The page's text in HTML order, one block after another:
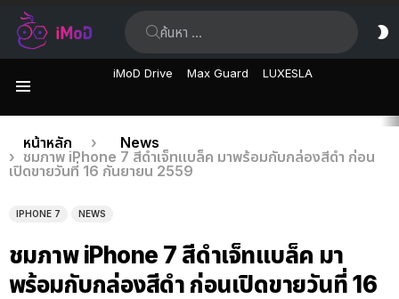
iMoD Drive Max Guard LUXESLA
เรื่อง
ล่าสุด
คุณอยู่ที่นี่:
หน้าหลัก
News
ชมภาพ iPhone 7 สีดำเจ็ทแบล็ค มาพร้อมกับกล่องสีดำ ก่อน
เปิดขายวันที่ 16 กันยายน 2559
IPHONE 7 NEWS
ชมภาพ iPhone 7 สีดำเจ็ทแบล็ค มา
พร้อมกับกล่องสีดำ ก่อนเปิดขายวันที่ 16